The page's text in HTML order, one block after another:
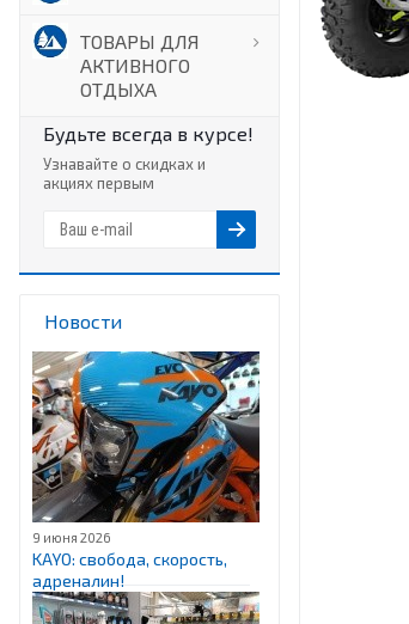
ТОВАРЫ ДЛЯ
АКТИВНОГО
ОТДЫХА
Будьте всегда в курсе!
Узнавайте о скидках и
акциях первым
Новости
9 июня 2026
KAYO: свобода, скорость,
адреналин!